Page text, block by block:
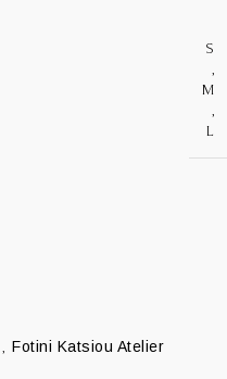
S
,
M
,
L
, Fotini Katsiou Atelier